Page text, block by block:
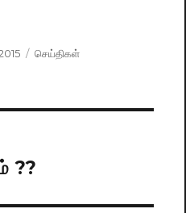
Categories
செய்திகள்
??